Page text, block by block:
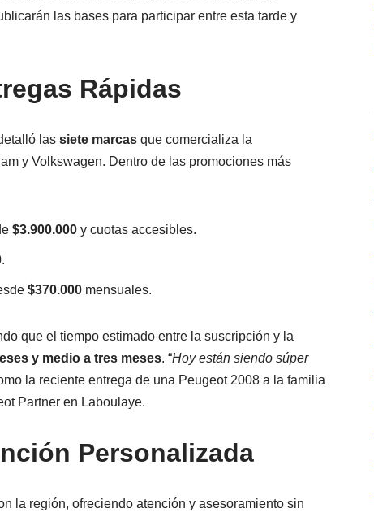
las bases para participar entre esta tarde y
Rápidas
las siete marcas que comercializa la
y Volkswagen. Dentro de las promociones más
$3.900.000 y cuotas accesibles.
.
$370.000 mensuales.
que el tiempo estimado entre la suscripción y la
y medio a tres meses. “Hoy están siendo súper
la reciente entrega de una Peugeot 2008 a la familia
Partner en Laboulaye.
Personalizada
la región, ofreciendo atención y asesoramiento sin